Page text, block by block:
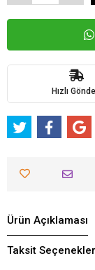
Hızlı
Ürün Açıklaması
Taksit